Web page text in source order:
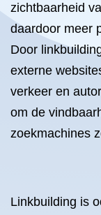
zichtbaarheid
daardoor meer
Door
externe
verkeer en
om de
zoekmachines
Linkbuilding is